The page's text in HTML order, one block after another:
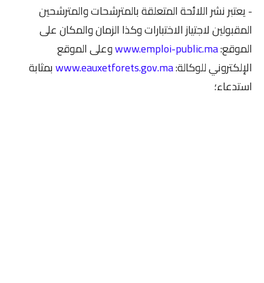
- يعتبر نشر اللائحة المتعلقة بالمترشحات والمترشحين
المقبولين لاجتياز الاختبارات وكذا الزمان والمكان على
الموقع:www.emploi-public.maوعلى الموقع
الإلكتروني للوكالة:www.eauxetforets.gov.maبمثابة
استدعاء؛